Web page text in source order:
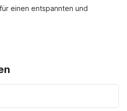
einen entspannten und